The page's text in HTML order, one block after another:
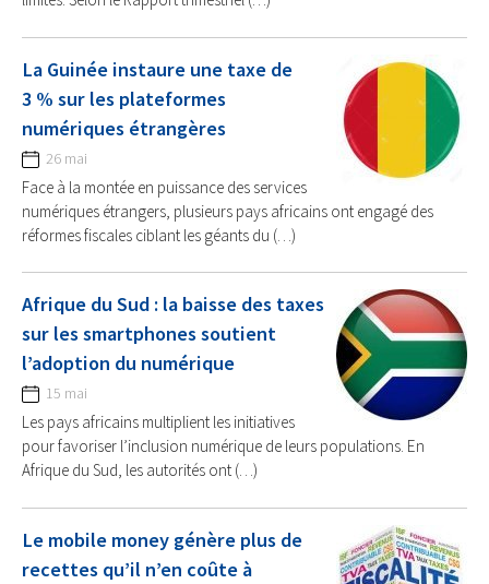
La Guinée instaure une taxe de
3 % sur les plateformes
numériques étrangères
26 mai
Face à la montée en puissance des services
numériques étrangers, plusieurs pays africains ont engagé des
réformes fiscales ciblant les géants du (…)
Afrique du Sud : la baisse des taxes
sur les smartphones soutient
l’adoption du numérique
15 mai
Les pays africains multiplient les initiatives
pour favoriser l’inclusion numérique de leurs populations. En
Afrique du Sud, les autorités ont (…)
Le mobile money génère plus de
recettes qu’il n’en coûte à